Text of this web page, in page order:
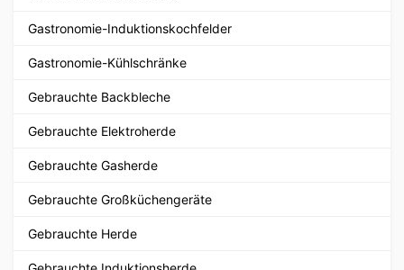
Gastronomie-Induktionskochfelder
Gastronomie-Kühlschränke
Gebrauchte Backbleche
Gebrauchte Elektroherde
Gebrauchte Gasherde
Gebrauchte Großküchengeräte
Gebrauchte Herde